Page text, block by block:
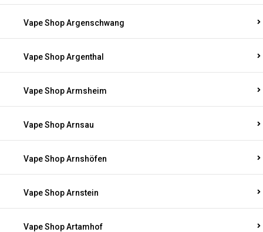
Vape Shop Argenschwang
Vape Shop Argenthal
Vape Shop Armsheim
Vape Shop Arnsau
Vape Shop Arnshöfen
Vape Shop Arnstein
Vape Shop Artamhof